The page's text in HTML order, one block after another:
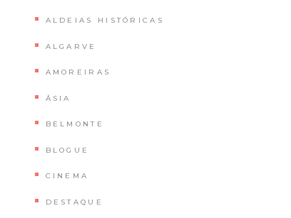
ALDEIAS HISTÓRICAS
ALGARVE
AMOREIRAS
ÁSIA
BELMONTE
BLOGUE
CINEMA
DESTAQUE